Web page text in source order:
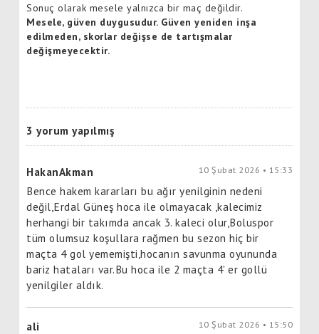
Sonuç olarak mesele yalnızca bir maç değildir.
Mesele, güven duygusudur. Güven yeniden inşa
edilmeden, skorlar değişse de tartışmalar
değişmeyecektir.
3 yorum yapılmış
HakanAkman 10 Şubat 2026 • 15:33
Bence hakem kararları bu ağır yenilginin nedeni
değil,Erdal Güneş hoca ile olmayacak ,kalecimiz
herhangi bir takımda ancak 3. kaleci olur,Boluspor
tüm olumsuz koşullara rağmen bu sezon hiç bir
maçta 4 gol yememişti,hocanın savunma oyununda
bariz hataları var.Bu hoca ile 2 maçta 4' er gollü
yenilgiler aldık.
ali 10 Şubat 2026 • 15:50